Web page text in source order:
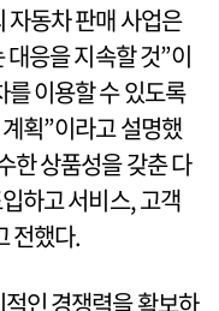
자동차 판매 사업은
응을 지속할 것”이
이용할 수 있도록
획”이라고 설명했
한 상품성을 갖춘 다
하고 서비스, 고객
전했다.
인 경쟁력을 확보하